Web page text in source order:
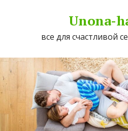
Unona-
все для счастливой